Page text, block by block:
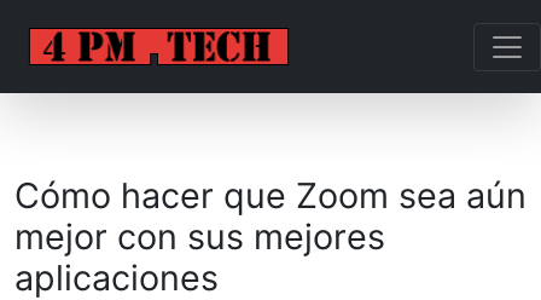
Cómo hacer que Zoom sea aún
mejor con sus mejores
aplicaciones